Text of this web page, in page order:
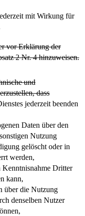
mit Wirkung für
vor Erklärung der
2 Nr. 4 hinzuweisen.
und
dass
jederzeit beenden
Daten über den
Nutzung
gelöscht oder in
werden,
Kenntnisnahme Dritter
kann,
über die Nutzung
denselben Nutzer